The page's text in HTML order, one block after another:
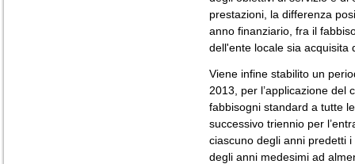
prestazioni, la differenza
anno finanziario, fra il
dell'ente locale sia acquisita
Viene infine stabilito un
2013, per l’applicazione del
fabbisogni standard a tutte
successivo triennio per
ciascuno degli anni predetti
degli anni medesimi ad